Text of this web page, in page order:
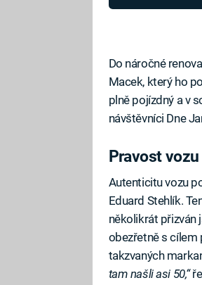
Do náročné
Macek, který ho
plně pojízdný a v
návštěvníci Dne
Pravost
Autenticitu vozu
Eduard Stehlík.
několikrát přizván
obezřetně s cílem
takzvaných
tam našli asi 50,“